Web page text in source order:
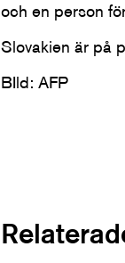
och en person
Slovakien är på
BIld: AFP